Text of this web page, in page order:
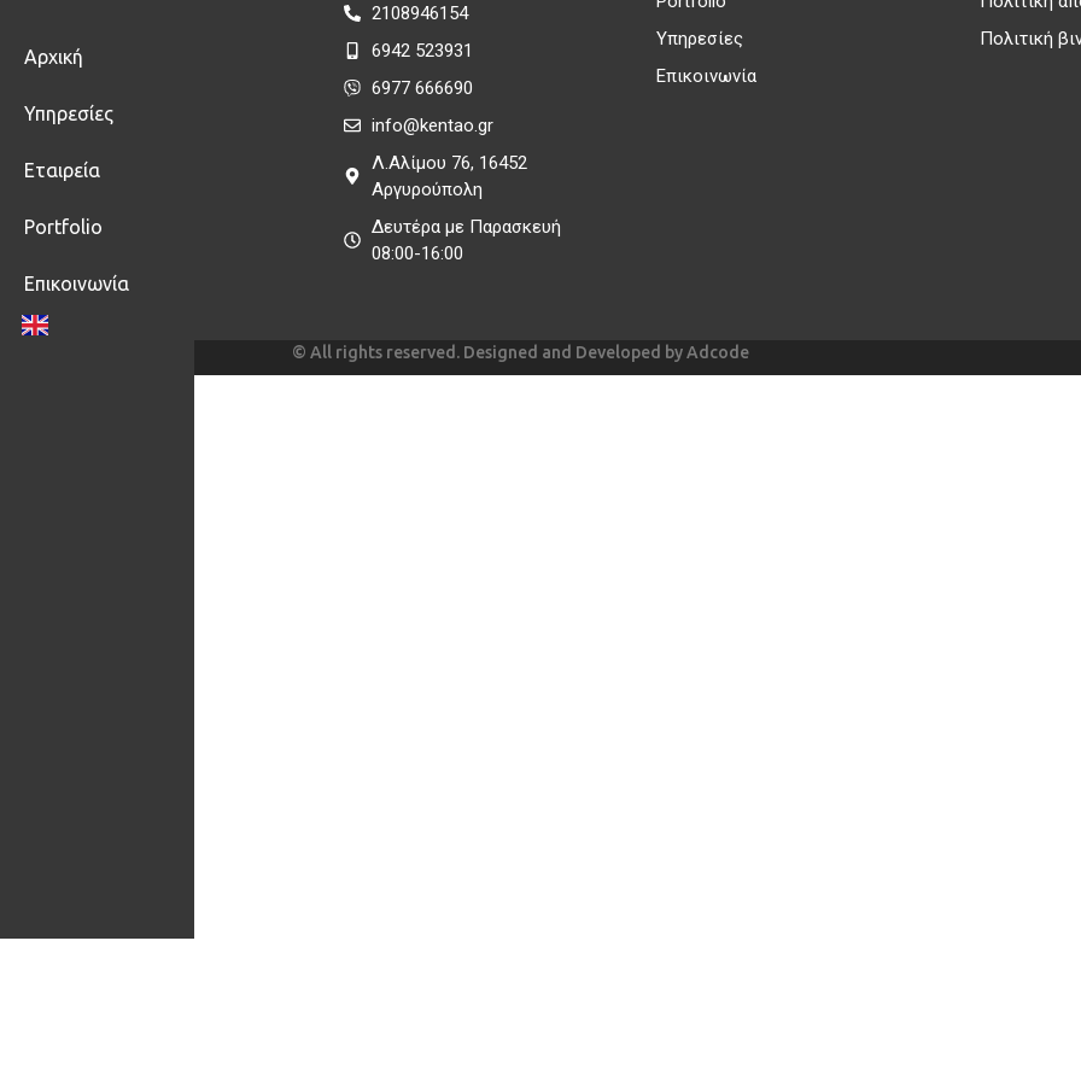
Αρχική
Υπηρεσίες
Εταιρεία
Portfolio
Επικοινωνία
2108946154
6942 523931
6977 666690
info@kentao.gr
Λ.Αλίμου 76, 16452
Αργυρούπολη
Δευτέρα με Παρασκευή
08:00-16:00
Υπηρεσίες
Επικοινωνία
Πολιτική
© All rights reserved. Designed and Developed by Adcode